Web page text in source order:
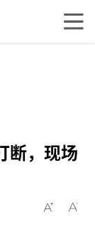
断，现场